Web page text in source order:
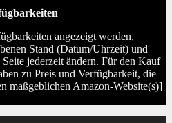
angezeigt werden,
Stand (Datum/Uhrzeit) und
jederzeit ändern. Für den Kauf
zu Preis und Verfügbarkeit, die
maßgeblichen Amazon-Website(s)]